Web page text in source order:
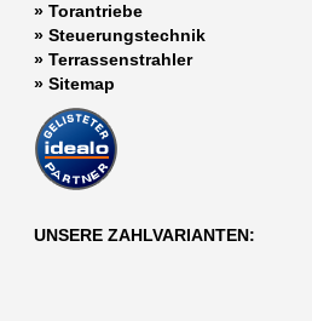
»Torantriebe
» Steuerungstechnik
»Terrassenstrahler
»Sitemap
UNSERE ZAHLVARIANTEN: